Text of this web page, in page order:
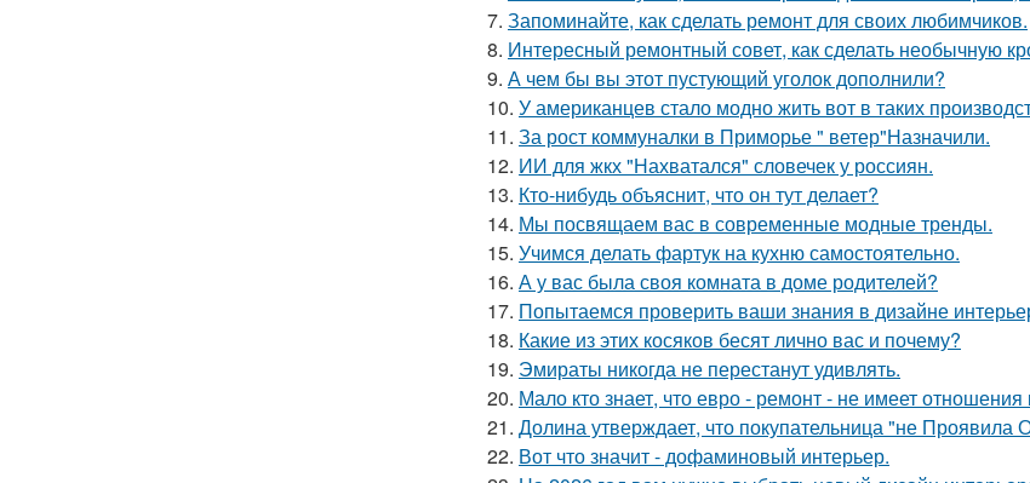
7. Запоминайте, как сделать ремонт для своих любимчиков.
8. Интересный ремонтный совет, как сделать необычную
9. А чем бы вы этот пустующий уголок дополнили?
10. У американцев стало модно жить вот в таких
11. За рост коммуналки в Приморье " ветер"Назначили.
12. ИИ для жкх "Нахватался" словечек у россиян.
13. Кто-нибудь объяснит, что он тут делает?
14. Мы посвящаем вас в современные модные тренды.
15. Учимся делать фартук на кухню самостоятельно.
16. А у вас была своя комната в доме родителей?
17. Попытаемся проверить ваши знания в дизайне
18. Какие из этих косяков бесят лично вас и почему?
19. Эмираты никогда не перестанут удивлять.
20. Мало кто знает, что евро - ремонт - не имеет отношения
21. Долина утверждает, что покупательница "не Проявила
22. Вот что значит - дофаминовый интерьер.